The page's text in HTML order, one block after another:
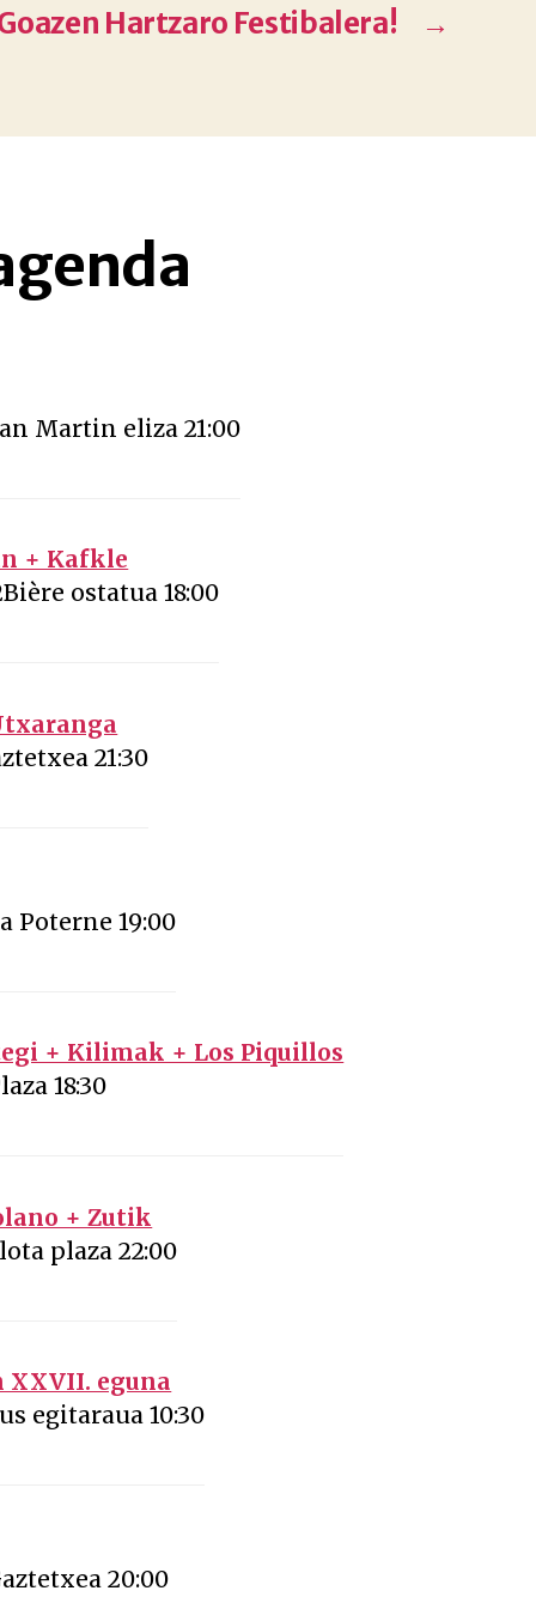
→
Hartzaro Festibalera!
Martin eliza 21:00
+ Kafkle
ostatua 18:00
21:30
Poterne 19:00
+ Kilimak + Los Piquillos
18:30
+ Zutik
plaza 22:00
XXVII. eguna
egitaraua 10:30
20:00